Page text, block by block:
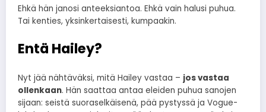
Ehkä hän janosi anteeksiantoa. Ehkä vain halusi puhua.
Tai kenties, yksinkertaisesti, kumpaakin.
Entä Hailey?
Nyt jää nähtäväksi, mitä Hailey vastaa – jos vastaa
ollenkaan. Hän saattaa antaa eleiden puhua sanojen
sijaan: seistä suoraselkäisenä, pää pystyssä ja Vogue-